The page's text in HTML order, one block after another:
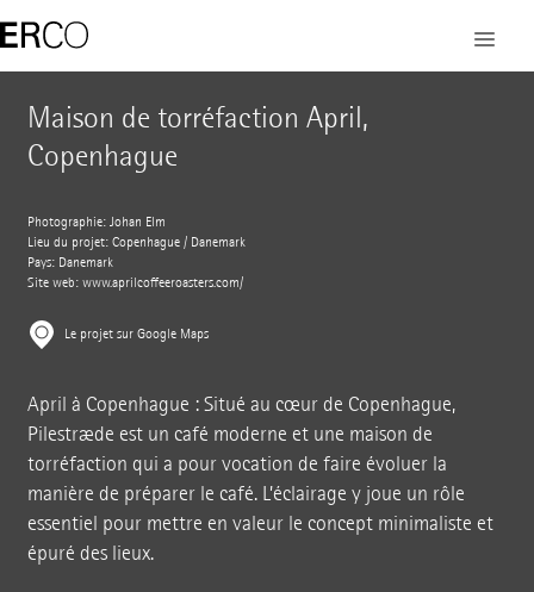
Maison de torréfaction April,
Copenhague
Photographie: Johan Elm
Lieu du projet: Copenhague / Danemark
Pays: Danemark
Site web: www.aprilcoffeeroasters.com/
Le projet sur Google Maps
April à Copenhague : Situé au cœur de Copenhague,
Pilestræde est un café moderne et une maison de
torréfaction qui a pour vocation de faire évoluer la
manière de préparer le café. L’éclairage y joue un rôle
essentiel pour mettre en valeur le concept minimaliste et
épuré des lieux.